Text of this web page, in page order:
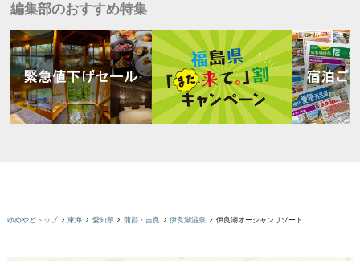
編集部のおすすめ特集
ゆめやどトップ 東海 愛知県 蒲郡・吉良 伊良湖温泉 伊良湖オーシャンリゾート